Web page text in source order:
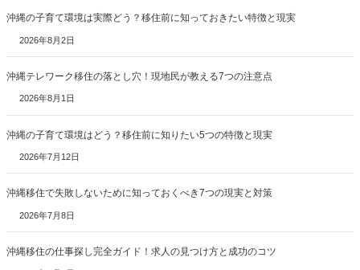
沖縄の子育て環境は実際どう？移住前に知っておきたい特徴と現実
2026年8月2日
沖縄テレワーク移住の落とし穴！現地民が教える7つの注意点
2026年8月1日
沖縄の子育て環境はどう？移住前に知りたい5つの特徴と現実
2026年7月12日
沖縄移住で失敗しないために知っておくべき7つの現実と対策
2026年7月8日
沖縄移住の仕事探し完全ガイド！求人の見つけ方と成功のコツ